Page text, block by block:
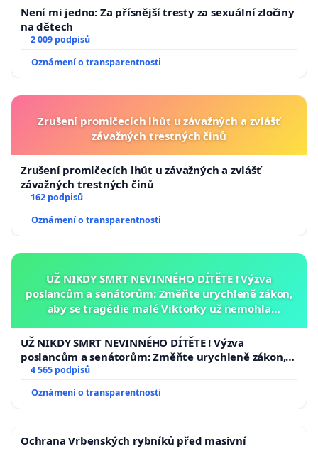
Není mi jedno: Za přísnější tresty za sexuální zločiny
na dětech
2 009 podpisů
Oznámení o transparentnosti
Zrušení promlčecích lhůt u závažných a zvlášť
závažných trestných činů
Zrušení promlčecích lhůt u závažných a zvlášť
závažných trestných činů
162 podpisů
Oznámení o transparentnosti
UŽ NIKDY SMRT NEVINNÉHO DÍTĚTE ! Výzva
poslancům a senátorům: Změňte urychleně zákon,
aby se tragédie malé Viktorky už nemohla
UŽ NIKDY SMRT NEVINNÉHO DÍTĚTE ! Výzva
poslancům a senátorům: Změňte urychleně zákon,
aby se tragédie malé Viktorky už nemohla opakovat!
4 565 podpisů
Oznámení o transparentnosti
Ochrana Vrbenských rybníků před masivní